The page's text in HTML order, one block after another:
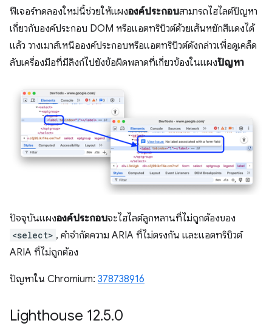
ฟีเจอร์ทดลองใหม่นี้ช่วยให้แผงองค์ประกอบสามารถไฮไลต์ปัญหา
เกี่ยวกับองค์ประกอบ DOM หรือแอตทริบิวต์ด้วยเส้นหยักสีแดงได้
แล้ว วางเมาส์เหนือองค์ประกอบหรือแอตทริบิวต์ดังกล่าวเพื่อดูเคล็ด
ลับเครื่องมือที่มีลิงก์ไปยังข้อผิดพลาดที่เกี่ยวข้องในแผงปัญหา
ปัจจุบันแผงองค์ประกอบจะไฮไลต์ลูกหลานที่ไม่ถูกต้องของ
<select> , คำจำกัดความ ARIA ที่ไม่ตรงกัน และแอตทริบิวต์
ARIA ที่ไม่ถูกต้อง
ปัญหาใน Chromium: 378738916
Lighthouse 12.5.0